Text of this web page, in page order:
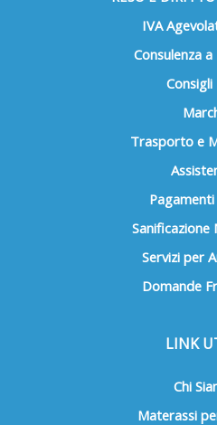
IVA
Consulenza
Consigli
Trasporto e
Sanificazione
Servizi per
Domande
LINK
Chi
Materassi